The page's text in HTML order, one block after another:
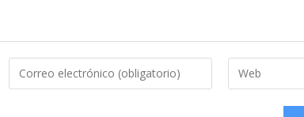
Introduce
tu
Introduce
la